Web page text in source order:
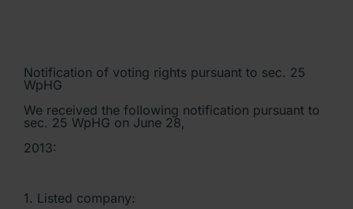
Notification of voting rights pursuant to sec. 25
WpHG
We received the following notification pursuant to
sec. 25 WpHG on June 28,
2013:
1. Listed company: